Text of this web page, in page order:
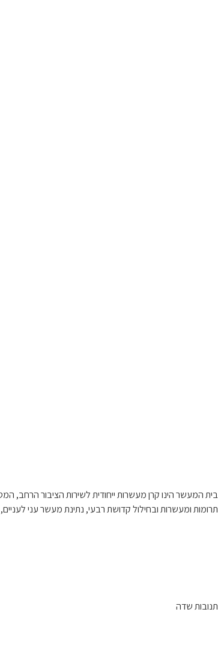
בית המעשר הינו קרן מעשרות ייחודית לשירות הציבור
תרומות ומעשרות ובחילול קדושת רבעי, נתינת מעשר עני
תנובות שדה